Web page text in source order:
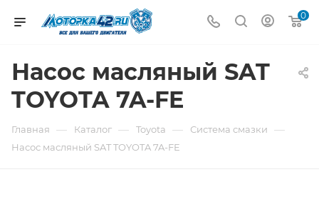
0
Насос масляный SAT
TOYOTA 7A-FE
Главная — Каталог — Toyota — Система смазки —
Насос масляный SAT TOYOTA 7A-FE